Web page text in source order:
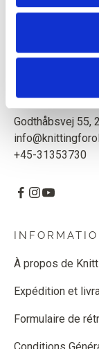
Mère et fille
environnement.
Godthåbsvej 55,
+45-31353730
À propos de
Expédition et
Formulaire de